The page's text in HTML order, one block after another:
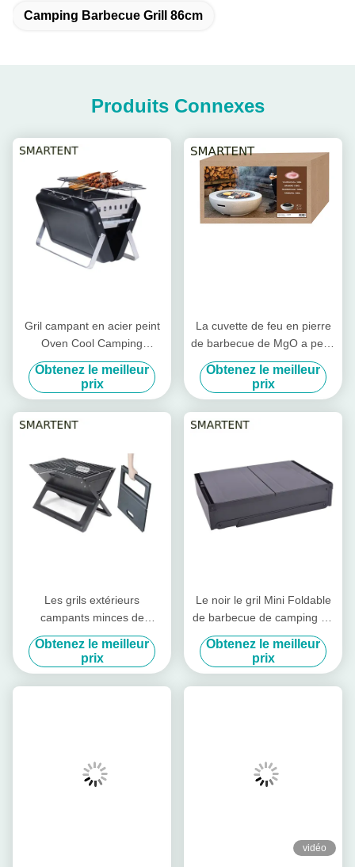
Camping Barbecue Grill 86cm
Produits Connexes
Gril campant en acier peint
Oven Cool Camping
Accessories EN1860 de
barbecue
Obtenez le meilleur
prix
La cuvette de feu en pierre
de barbecue de MgO a peint
le feu en acier Pit Cool
Camping Accessories
59.5X34.5cm
Obtenez le meilleur
prix
Les grils extérieurs
campants minces de
charbon de bois portatif
l'acier au chrome
45X30X30cm pliables
Obtenez le meilleur
prix
Le noir le gril Mini Foldable
de barbecue de camping de
charbon de bois d'acier au
chrome 86X33.5X43cm
Obtenez le meilleur
prix
vidéo